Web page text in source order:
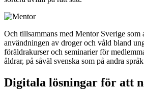
Och tillsammans med Mentor Sverige som
användningen av droger och våld bland
föräldrakurser och seminarier för
åldrar, på såväl svenska som på andra
Digitala lösningar för att